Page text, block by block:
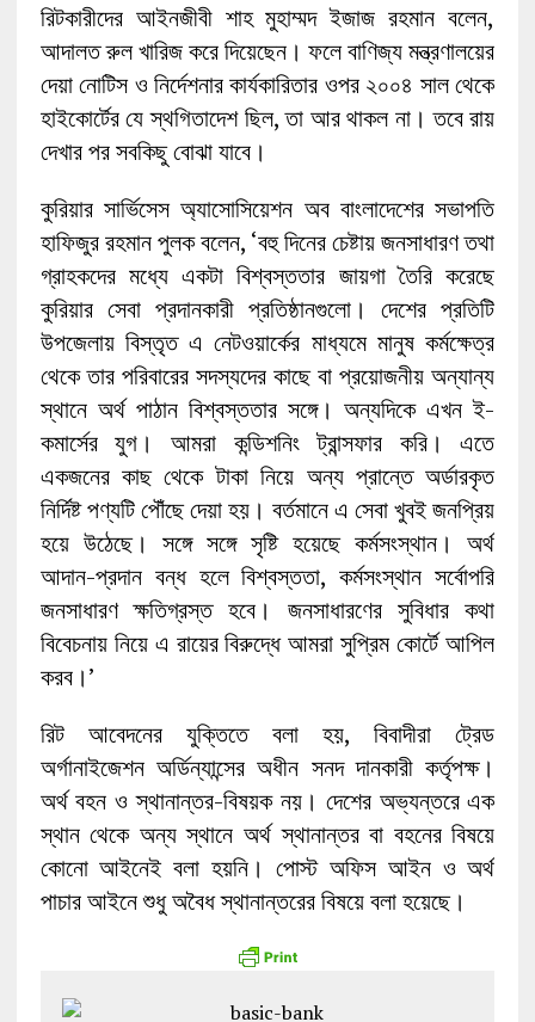
রিটকারীদের আইনজীবী শাহ মুহাম্মদ ইজাজ রহমান বলেন,
আদালত রুল খারিজ করে দিয়েছেন। ফলে বাণিজ্য মন্ত্রণালয়ের
দেয়া নোটিস ও নির্দেশনার কার্যকারিতার ওপর ২০০৪ সাল থেকে
হাইকোর্টের যে স্থগিতাদেশ ছিল, তা আর থাকল না। তবে রায়
দেখার পর সবকিছু বোঝা যাবে।
কুরিয়ার সার্ভিসেস অ্যাসোসিয়েশন অব বাংলাদেশের সভাপতি
হাফিজুর রহমান পুলক বলেন, ‘বহু দিনের চেষ্টায় জনসাধারণ তথা
গ্রাহকদের মধ্যে একটা বিশ্বস্ততার জায়গা তৈরি করেছে
কুরিয়ার সেবা প্রদানকারী প্রতিষ্ঠানগুলো। দেশের প্রতিটি
উপজেলায় বিস্তৃত এ নেটওয়ার্কের মাধ্যমে মানুষ কর্মক্ষেত্র
থেকে তার পরিবারের সদস্যদের কাছে বা প্রয়োজনীয় অন্যান্য
স্থানে অর্থ পাঠান বিশ্বস্ততার সঙ্গে। অন্যদিকে এখন ই-
কমার্সের যুগ। আমরা কন্ডিশনিং ট্রান্সফার করি। এতে
একজনের কাছ থেকে টাকা নিয়ে অন্য প্রান্তে অর্ডারকৃত
নির্দিষ্ট পণ্যটি পৌঁছে দেয়া হয়। বর্তমানে এ সেবা খুবই জনপ্রিয়
হয়ে উঠেছে। সঙ্গে সঙ্গে সৃষ্টি হয়েছে কর্মসংস্থান। অর্থ
আদান-প্রদান বন্ধ হলে বিশ্বস্ততা, কর্মসংস্থান সর্বোপরি
জনসাধারণ ক্ষতিগ্রস্ত হবে। জনসাধারণের সুবিধার কথা
বিবেচনায় নিয়ে এ রায়ের বিরুদ্ধে আমরা সুপ্রিম কোর্টে আপিল
করব।’
রিট আবেদনের যুক্তিতে বলা হয়, বিবাদীরা ট্রেড
অর্গানাইজেশন অর্ডিন্যান্সের অধীন সনদ দানকারী কর্তৃপক্ষ।
অর্থ বহন ও স্থানান্তর-বিষয়ক নয়। দেশের অভ্যন্তরে এক
স্থান থেকে অন্য স্থানে অর্থ স্থানান্তর বা বহনের বিষয়ে
কোনো আইনেই বলা হয়নি। পোস্ট অফিস আইন ও অর্থ
পাচার আইনে শুধু অবৈধ স্থানান্তরের বিষয়ে বলা হয়েছে।